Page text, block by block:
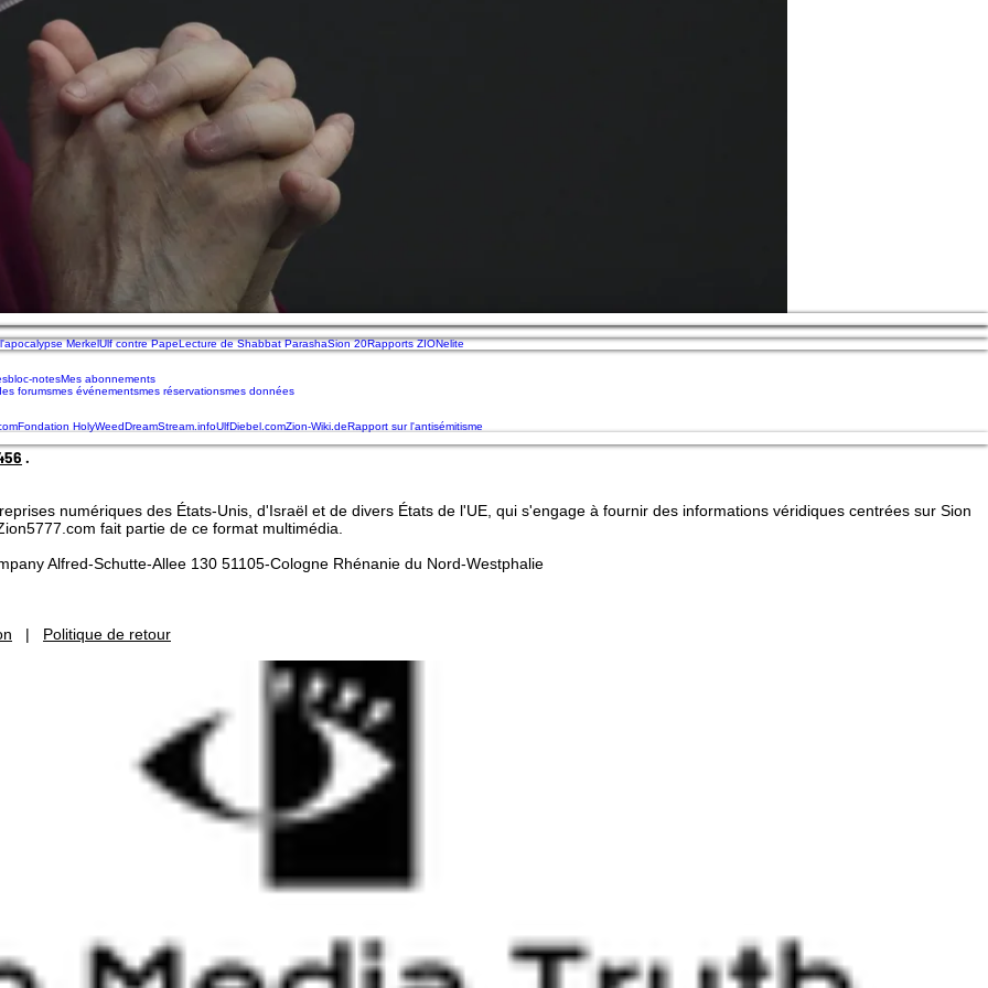
MerkelUlf contre PapeLecture de Shabbat ParashaSion 20Rapports ZIONelite
bloc-notesMes abonnements
forumsmes événementsmes réservationsmes données
Fondation HolyWeedDreamStream.infoUlfDiebel.comZion-Wiki.deRapport sur l'antisémitisme
.
numériques des États-Unis, d'Israël et de divers États de l'UE, qui s'engage à fournir des informations véridiques centrées sur Sion
fait partie de ce format multimédia.
Alfred-Schutte-Allee 130 51105-Cologne Rhénanie du Nord-Westphalie
|
Politique de retour